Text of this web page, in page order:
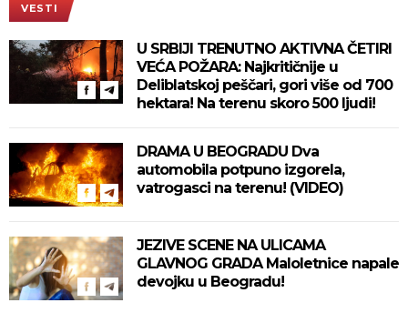
VESTI
U SRBIJI TRENUTNO AKTIVNA ČETIRI
VEĆA POŽARA: Najkritičnije u
Deliblatskoj peščari, gori više od 700
hektara! Na terenu skoro 500 ljudi!
DRAMA U BEOGRADU Dva
automobila potpuno izgorela,
vatrogasci na terenu! (VIDEO)
JEZIVE SCENE NA ULICAMA
GLAVNOG GRADA Maloletnice napale
devojku u Beogradu!